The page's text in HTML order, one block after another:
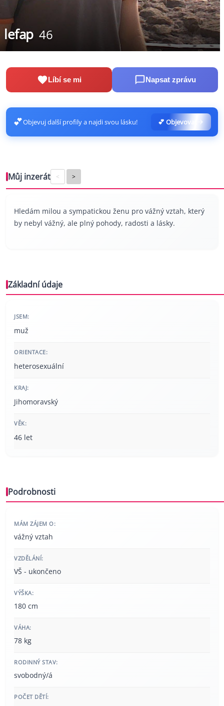
lefap 46
Líbí se mi Napsat zprávu
💕Objevuj další profily a najdi svou lásku! 💕 Objevovat
Můj inzerát < >
Hledám milou a sympatickou ženu pro vážný vztah, který
by nebyl vážný, ale plný pohody, radosti a lásky.
Základní údaje
JSEM:
muž
ORIENTACE:
heterosexuální
KRAJ:
Jihomoravský
VĚK:
46 let
Podrobnosti
MÁM ZÁJEM O:
vážný vztah
VZDĚLÁNÍ:
VŠ - ukončeno
VÝŠKA:
180 cm
VÁHA:
78 kg
RODINNÝ STAV:
svobodný/á
POČET DĚTÍ: